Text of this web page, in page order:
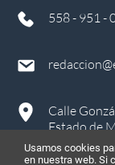
558 - 951 -
Calle
Estado de
Usamos cookies
en nuestra web. Si